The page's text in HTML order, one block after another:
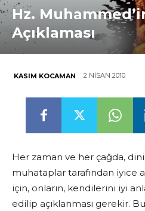
Hz.
Açıklaması
KASIM KOCAMAN 2 NISAN 2010
Her zaman ve her çağda,
muhataplar tarafından iyice
için, onların, kendilerini iyi
edilip açıklanması gerekir.